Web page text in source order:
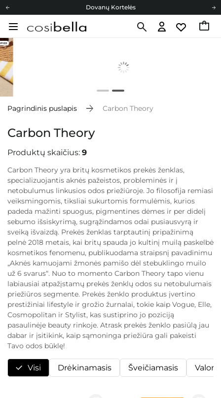
Dovanų Kortelės
Cosibella lojalumo programa
Pagrindinis puslapis Carbon Theory
Carbon Theory
Produktų skaičius: 9
Carbon Theory yra britų kosmetikos prekės ženklas,
specializuojantis aknės pažeistos, probleminės ir į
netobulumus linkusios odos priežiūroje. Jo filosofija remiasi
veiksmingomis, tiksliai sukurtomis formulėmis, kurios
padeda mažinti spuogus, pigmentines dėmes ir per didelį
sebumo išsiskyrimą, sugrąžindamos odai pusiausvyrą ir
sveiką išvaizdą. Prekės ženklas tarptautinį pripažinimą
pelnė 2018 metais, kai britų spauda jo kultinį muilą paskelbė
kosmetikos fenomenu, publikuodama straipsnį pavadinimu
„Aknės kamuojami žmonės pamišo dėl stebuklingo muilo
už 6 svarus“. Nuo to momento Carbon Theory tapo vienu
labiausiai atpažįstamų prekės ženklų odos su netobulumais
priežiūros segmente. Prekės ženklo produktus įvertino
prestižiniai lifestyle ir grožio žurnalai, tokie kaip Vogue, Elle,
Cosmopolitan ir Stylist, kas sustiprino jo poziciją
pasaulinėje beauty rinkoje. Atrask prekės ženklo pasiūlą jau
dabar ir įsitikink, kaip sąmoninga priežiūra gali pakeisti
Tavo odos būklę!
Visi Drėkinamasis Šveičiamasis